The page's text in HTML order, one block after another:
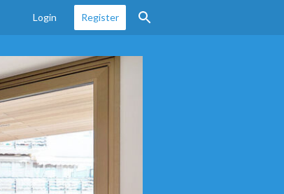
Login Register